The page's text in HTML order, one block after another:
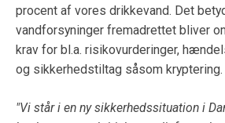
procent af vores drikkevand. Det
vandforsyninger fremadrettet bliver
krav for bl.a. risikovurderinger,
og sikkerhedstiltag såsom kryptering.
"Vi står i en ny sikkerhedssituation i